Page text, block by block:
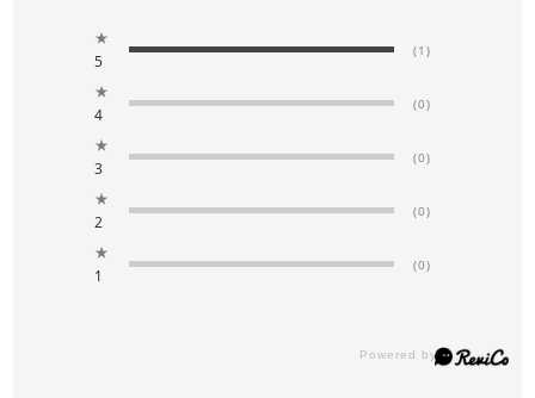
★
5
(1)
★
4
(0)
★
3
(0)
★
2
(0)
★
1
(0)